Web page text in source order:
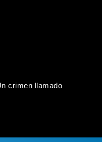
crimen llamado